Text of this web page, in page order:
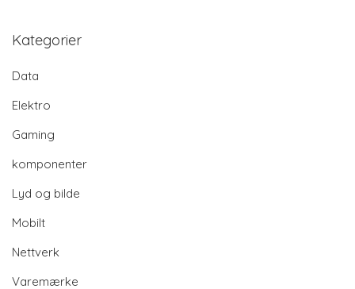
Kategorier
Data
Elektro
Gaming
komponenter
Lyd og bilde
Mobilt
Nettverk
Varemærke